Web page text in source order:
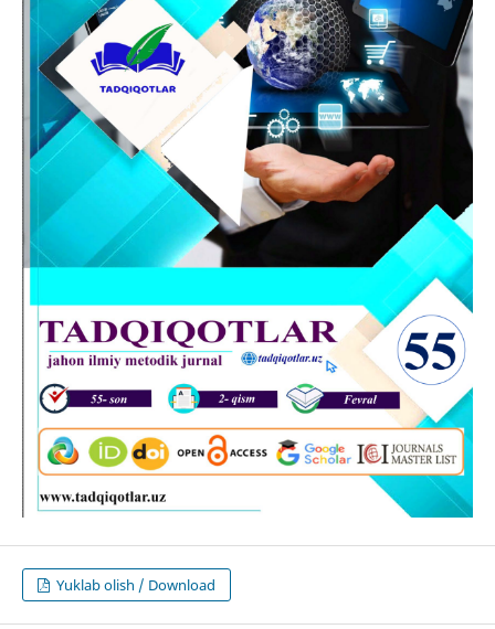
Yuklab olish / Download